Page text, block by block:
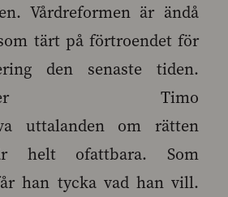
Vårdreformen är ändå
tärt på förtroendet för
den senaste tiden.
Timo
uttalanden om rätten
ofattbara. Som
han tycka vad han vill.